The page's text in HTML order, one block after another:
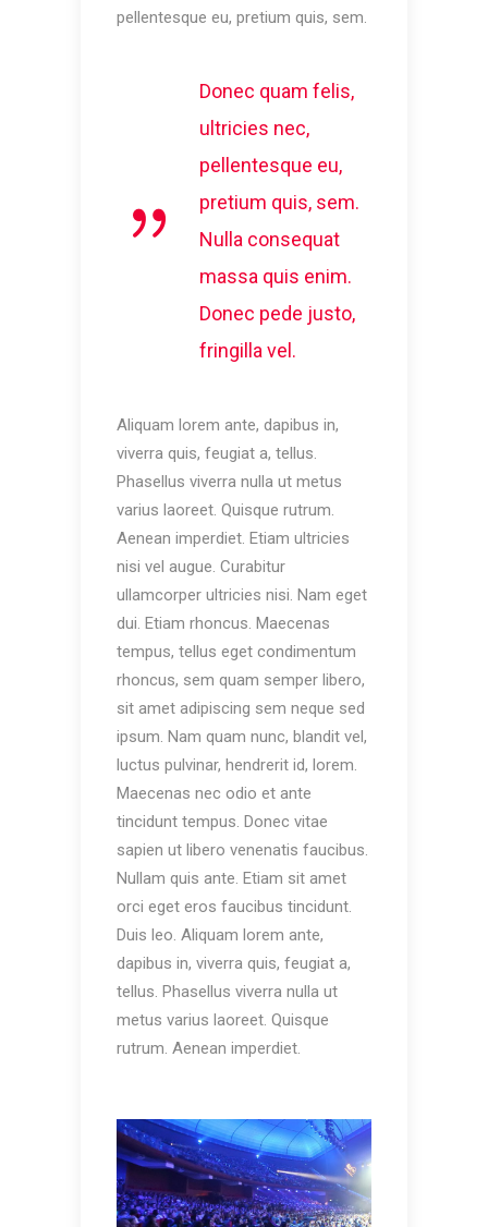
pellentesque eu, pretium quis, sem.
Donec quam felis,
ultricies nec,
pellentesque eu,
pretium quis, sem.
Nulla consequat
massa quis enim.
Donec pede justo,
fringilla vel.
Aliquam lorem ante, dapibus in,
viverra quis, feugiat a, tellus.
Phasellus viverra nulla ut metus
varius laoreet. Quisque rutrum.
Aenean imperdiet. Etiam ultricies
nisi vel augue. Curabitur
ullamcorper ultricies nisi. Nam eget
dui. Etiam rhoncus. Maecenas
tempus, tellus eget condimentum
rhoncus, sem quam semper libero,
sit amet adipiscing sem neque sed
ipsum. Nam quam nunc, blandit vel,
luctus pulvinar, hendrerit id, lorem.
Maecenas nec odio et ante
tincidunt tempus. Donec vitae
sapien ut libero venenatis faucibus.
Nullam quis ante. Etiam sit amet
orci eget eros faucibus tincidunt.
Duis leo. Aliquam lorem ante,
dapibus in, viverra quis, feugiat a,
tellus. Phasellus viverra nulla ut
metus varius laoreet. Quisque
rutrum. Aenean imperdiet.